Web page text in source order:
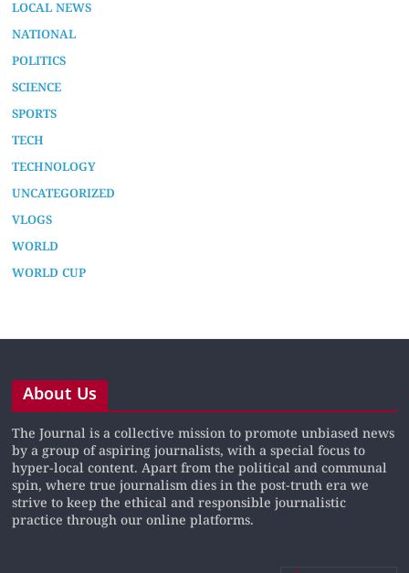
LOCAL NEWS
NATIONAL
POLITICS
SCIENCE
SPORTS
TECH
TECHNOLOGY
UNCATEGORIZED
VLOGS
WORLD
WORLD CUP
About Us
The Journal is a collective mission to promote unbiased news
by a group of aspiring journalists, with a special focus to
hyper-local content. Apart from the political and communal
spin, where true journalism dies in the post-truth era we
strive to keep the ethical and responsible journalistic
practice through our online platforms.